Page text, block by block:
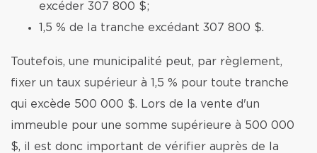
excéder 307 800 $;
1,5 % de la tranche excédant 307 800 $.
Toutefois, une municipalité peut, par règlement,
fixer un taux supérieur à 1,5 % pour toute tranche
qui excède 500 000 $. Lors de la vente d'un
immeuble pour une somme supérieure à 500 000
$, il est donc important de vérifier auprès de la